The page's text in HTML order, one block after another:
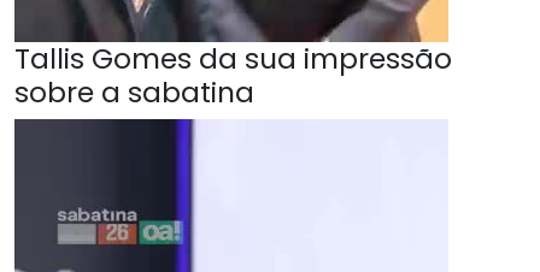
Tallis Gomes da sua impressão
sobre a sabatina